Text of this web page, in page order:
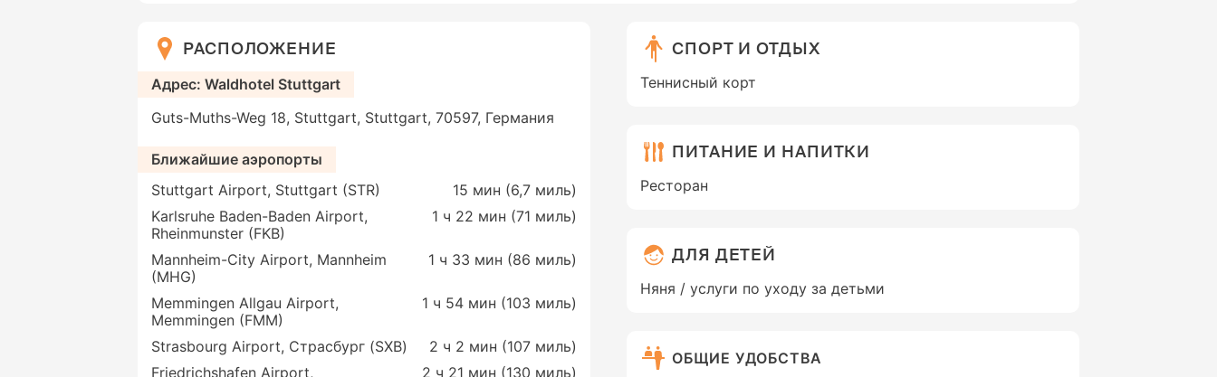
РАСПОЛОЖЕНИЕ
Адрес: Waldhotel Stuttgart
Guts-Muths-Weg 18, Stuttgart, Stuttgart, 70597, Германия
Ближайшие аэропорты
Stuttgart Airport, Stuttgart (STR)
15 мин (6,7 миль)
Karlsruhe Baden-Baden Airport,
Rheinmunster (FKB)
1 ч 22 мин (71 миль)
Mannheim-City Airport, Mannheim
(MHG)
1 ч 33 мин (86 миль)
Memmingen Allgau Airport,
Memmingen (FMM)
1 ч 54 мин (103 миль)
Strasbourg Airport, Страсбург (SXB) 2 ч 2 мин (107 миль)
Friedrichshafen Airport,
2 ч 21 мин (130 миль)
СПОРТ И ОТДЫХ
Теннисный корт
ПИТАНИЕ И НАПИТКИ
Ресторан
ДЛЯ ДЕТЕЙ
Няня / услуги по уходу за детьми
ОБЩИЕ УДОБСТВА